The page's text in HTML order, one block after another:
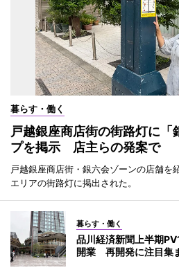
暮らす・働く
戸越銀座商店街の街路灯に「
プを掲示 店主らの発案で
戸越銀座商店街・銀六会ゾーンの店舗を
エリアの街路灯に掲出された。
暮らす・働く
品川経済新聞上半期
開業 再開発に注目集